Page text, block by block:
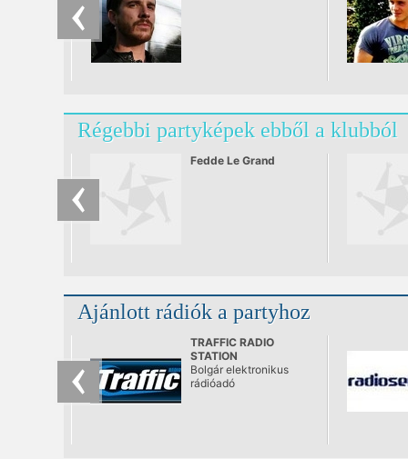
Régebbi partyképek ebből a klubból
Fedde Le Grand
Ajánlott rádiók a partyhoz
TRAFFIC RADIO
STATION
Bolgár elektronikus
rádióadó